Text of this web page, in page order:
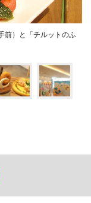
前）と「チルットのふ